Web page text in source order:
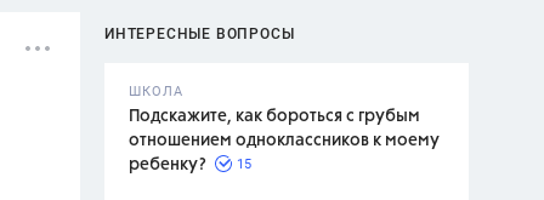
ИНТЕРЕСНЫЕ ВОПРОСЫ
ШКОЛА
Подскажите, как бороться с грубым
отношением одноклассников к моему
ребенку?
15